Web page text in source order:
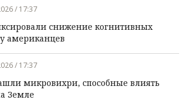
/ 17:37
снижение когнитивных
американцев
/ 17:37
микровихри, способные влиять
Земле